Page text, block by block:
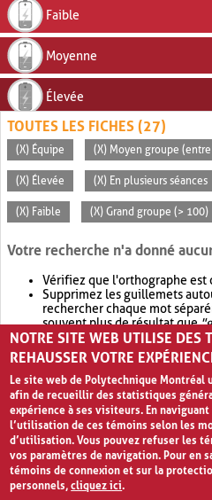
Faible
Moyenne
Élevée
TOUTES LES FICHES (27)
(X) Équipe (X) Moyen groupe
(X) Élevée (X) En plusieurs séances
(X) Faible (X) Grand groupe (> 100)
Votre recherche n'a donné
Vérifiez que l'orthographe est
Supprimez les guillemets
rechercher chaque mot
souvent plus de résultat que
Envisagez d'élargir votre
retournera souvent plus de
NOTRE SITE WEB UTILISE DES
REHAUSSER VOTRE
Le site web de Polytechnique
afin de recueillir des statistiques
expérience à ses visiteurs. En
l’utilisation de ces témoins selon les
d’utilisation. Vous pouvez refuser les
vos paramètres de navigation. Pour en
témoins de connexion et sur la
personnels,cliquez ici.